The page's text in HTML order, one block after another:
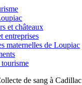
et châteaux
entreprises
maternelles de Loupiac
de sang à Cadillac